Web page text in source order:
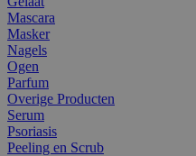
Mascara
Masker
Nagels
Ogen
Parfum
Overige Producten
Serum
Psoriasis
Peeling en Scrub